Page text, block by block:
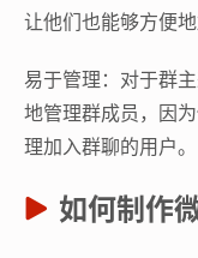
让他们也能够方便地
易于管理：对于群
地管理群成员，因
理加入群聊的用户。
如何制作